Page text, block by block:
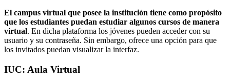
El campus virtual que posee la institución tiene como propósito
que los estudiantes puedan estudiar algunos cursos de manera
virtual. En dicha plataforma los jóvenes pueden acceder con su
usuario y su contraseña. Sin embargo, ofrece una opción para que
los invitados puedan visualizar la interfaz.
IUC: Aula Virtual